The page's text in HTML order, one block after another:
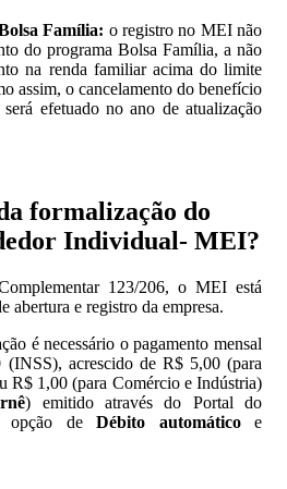
Família: o registro no MEI não
do programa Bolsa Família, a não
na renda familiar acima do limite
assim, o cancelamento do benefício
efetuado no ano de atualização
formalização do
Individual- MEI?
123/206, o MEI está
abertura e registro da empresa.
é necessário o pagamento mensal
acrescido de R$ 5,00 (para
R$ 1,00 (para Comércio e Indústria)
) emitido através do Portal do
opção deDébito automáticoe